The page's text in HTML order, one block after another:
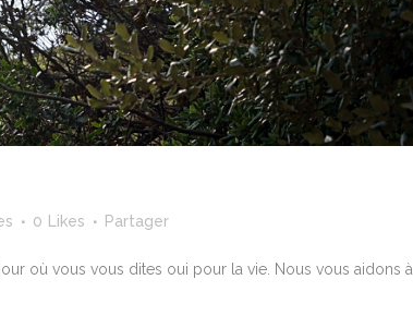
0 Likes Partager
où vous vous dites oui pour la vie. Nous vous aidons à